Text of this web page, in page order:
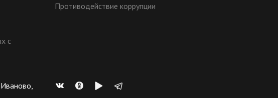
Противодействие коррупции
с